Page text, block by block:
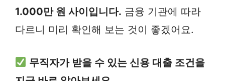
1.000만 원 사이입니다. 금융 기관에 따라
다르니 미리 확인해 보는 것이 좋겠어요.
무직자가 받을 수 있는 신용 대출 조건을